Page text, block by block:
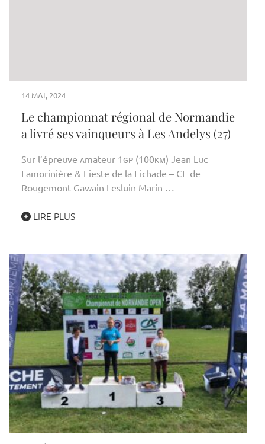
14 MAI, 2024
Le championnat régional de Normandie
a livré ses vainqueurs à Les Andelys (27)
Sur l’épreuve ᴀmateur 1ɢᴘ (100ᴋᴍ) Jean Luc
Lamorinière & Fieste de la Fichade – CE de
Rougemont Gawain Lesluin Marin …
LIRE PLUS